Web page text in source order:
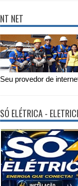
NT NET
Seu provedor de
SÓ ELÉTRICA -